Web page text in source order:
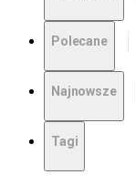
Polecane
Najnowsze
Tagi